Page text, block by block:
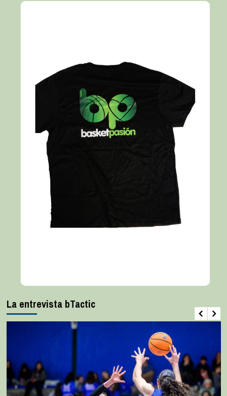
La entrevista bTactic